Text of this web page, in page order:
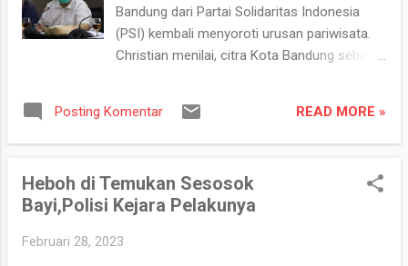
padahal jumlah penduduk Kota Bandung kan
2,4 juta,” ungkapnya, di Ruang Komisi D DPRD
Kota Bandung, jalan Sukabumi 32, Kota
belum menghitung jumlah kendaraan yang
Jawa Barat. Juga setiap akhir ming...
Bandung dari Partai Solidaritas Indonesia
(PSI) kembali menyoroti urusan pariwisata.
Christian menilai, citra Kota Bandung sebagai
pariwisata di 2023 senilai 4 Milyar, memang
ada peningkatan dari tahun 2022. Tapi
masih minim sekali. Bagaimana dapat
membangun citra yang baik di media dengan
Posting Komentar READ MORE »
Heboh di Temukan Sesosok
Bayi,Polisi Kejara Pelakunya
Februari 28, 2023